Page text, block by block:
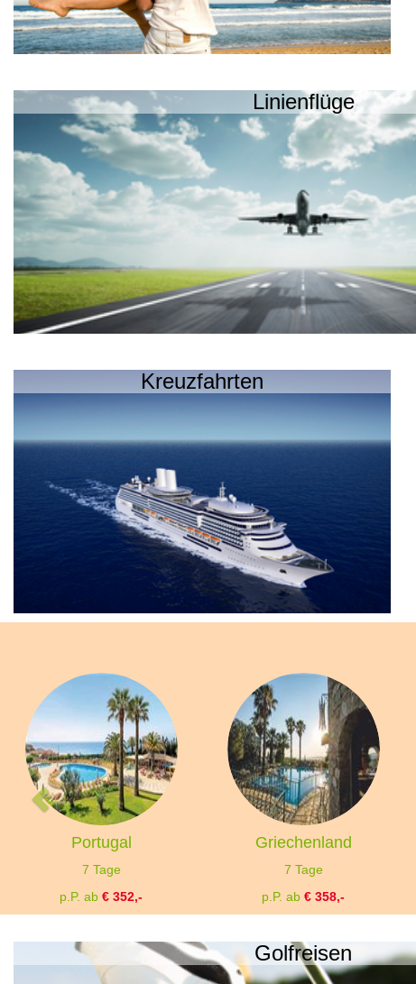
Linienflüge
Kreuzfahrten
Portugal
7 Tage
p.P. ab € 352,-
Griechenland
7 Tage
p.P. ab € 358,-
Golfreisen